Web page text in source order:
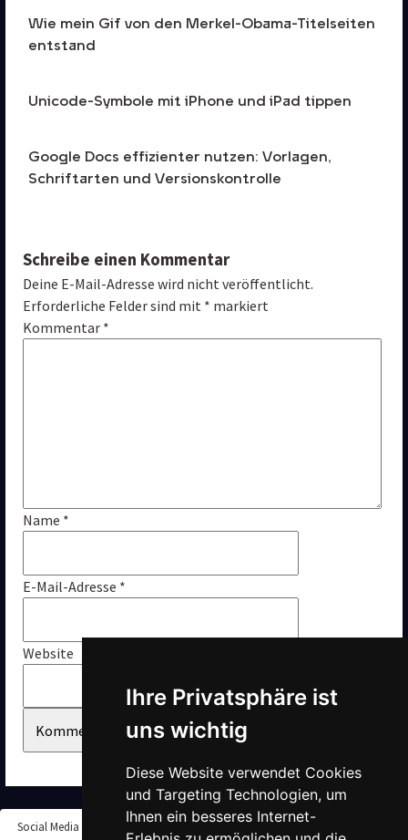
Ihre Privatsphäre ist
uns wichtig
Diese Website verwendet Cookies
und Targeting Technologien, um
Ihnen ein besseres Internet-
Wie mein Gif von den Merkel-Obama-Titelseiten
entstand
Unicode-Symbole mit iPhone und iPad tippen
Google Docs effizienter nutzen: Vorlagen,
Schriftarten und Versionskontrolle
Schreibe einen Kommentar
Deine E-Mail-Adresse wird nicht veröffentlicht.
Erforderliche Felder sind mit * markiert
Kommentar *
Name *
E-Mail-Adresse *
Website
Social Media